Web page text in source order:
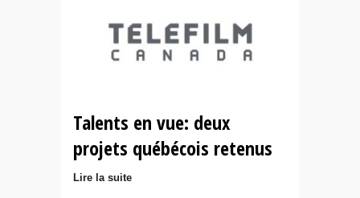
Talents en vue: deux
projets québécois retenus
Lire la suite